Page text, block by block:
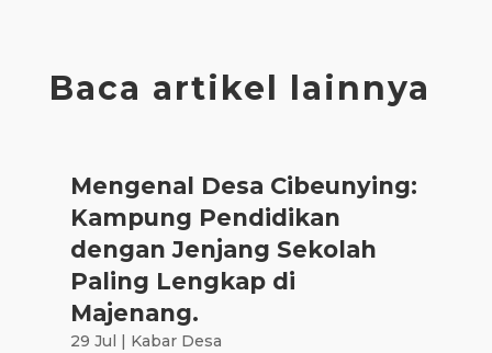
Baca artikel lainnya
Mengenal Desa Cibeunying:
Kampung Pendidikan
dengan Jenjang Sekolah
Paling Lengkap di
Majenang.
29 Jul Kabar Desa